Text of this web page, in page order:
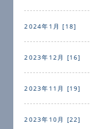
2024年1月 [18]
2023年12月 [16]
2023年11月 [19]
2023年10月 [22]